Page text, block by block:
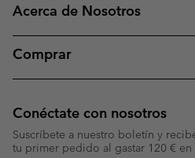
Acerca de Nosotros
Comprar
Conéctate con nosotros
Suscríbete a nuestro boletín y
tu primer pedido al gastar 120 €